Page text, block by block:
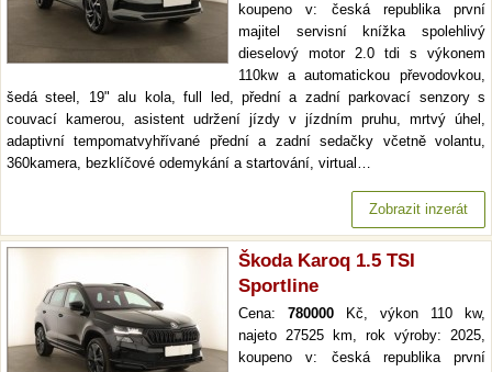
koupeno v: česká republika první
majitel servisní knížka spolehlivý
dieselový motor 2.0 tdi s výkonem
110kw a automatickou převodovkou,
šedá steel, 19" alu kola, full led, přední a zadní parkovací senzory s
couvací kamerou, asistent udržení jízdy v jízdním pruhu, mrtvý úhel,
adaptivní tempomatvyhřívané přední a zadní sedačky včetně volantu,
360kamera, bezklíčové odemykání a startování, virtual…
Zobrazit inzerát
Škoda Karoq 1.5 TSI
Sportline
Cena: 780000 Kč, výkon 110 kw,
najeto 27525 km, rok výroby: 2025,
koupeno v: česká republika první